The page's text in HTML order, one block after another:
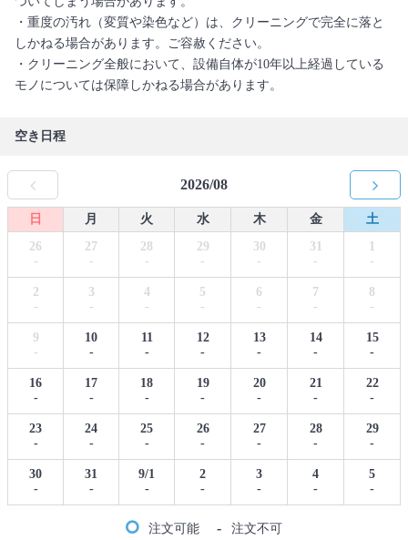
・重度の汚れ（変質や染色など）は、クリーニングで完全に落と
しかねる場合があります。ご容赦ください。
・クリーニング全般において、設備自体が10年以上経過している
モノについては保障しかねる場合があります。
空き日程
2026/08
日 月 火 水 木 金
土
26
-
27
-
28
-
29
-
30
-
31
-
1
-
2
-
3
-
4
-
5
-
6
-
7
-
8
-
9
-
10
-
11
-
12
-
13
-
14
-
15
-
16
-
17
-
18
-
19
-
20
-
21
-
22
-
23
-
24
-
25
-
26
-
27
-
28
-
29
-
30
-
31
-
9/1
-
2
-
3
-
4
-
5
-
注文可能 - 注文不可